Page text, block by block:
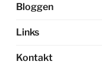
Bloggen
Links
Kontakt